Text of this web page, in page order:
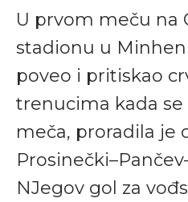
U prvom meču na
stadionu u
poveo i pritiskao
trenucima kada
meča, proradila je
NJegov gol za